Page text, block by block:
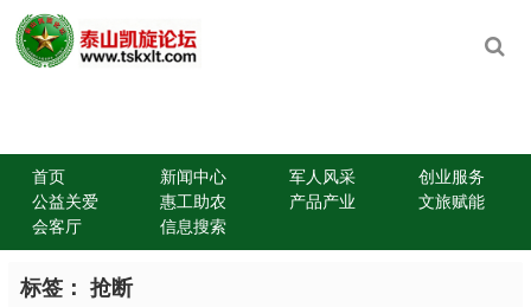
首页 新闻中心 军人风采
创业服务
公益关爱
惠工助农 产品产业
文旅赋能
会客厅
信息搜索
标签： 抢断